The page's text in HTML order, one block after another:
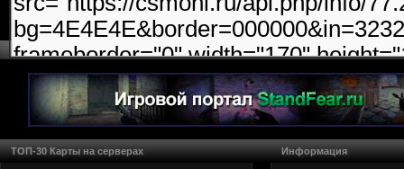
ТОП-30 Карты на серверах Информация